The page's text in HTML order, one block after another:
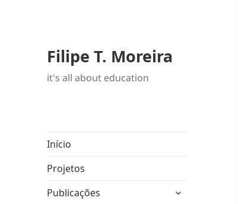
Filipe T. Moreira
it's all about education
Início
Projetos
Publicações
expandir